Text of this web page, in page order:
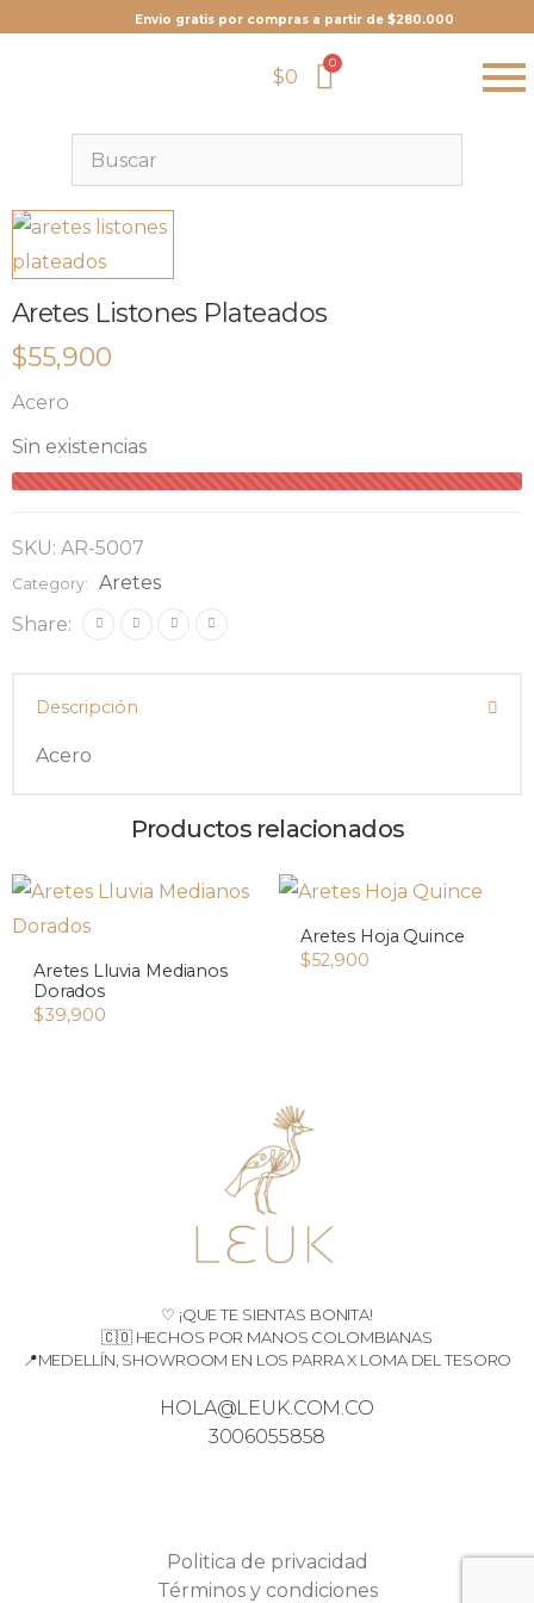
Envio gratis por compras a partir de $280.000
$0
Aretes Listones Plateados
$55,900
Acero
Sin existencias
SKU: AR-5007
Category:
Aretes
Share:
Descripción
Acero
Productos relacionados
Aretes Lluvia Medianos
Dorados
$39,900
Aretes Hoja Quince
$52,900
♡ ¡QUE TE SIENTAS BONITA!
🇨🇴 HECHOS POR MANOS COLOMBIANAS
📍MEDELLÍN, SHOWROOM EN LOS PARRA X LOMA DEL TESORO
HOLA@LEUK.COM.CO
3006055858
Politica de privacidad
Términos y condiciones